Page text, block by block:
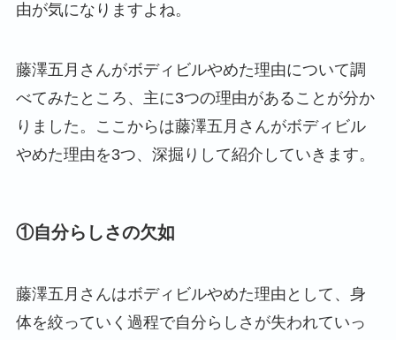
由が気になりますよね。
藤澤五月さんがボディビルやめた理由について調
べてみたところ、主に3つの理由があることが分か
りました。ここからは藤澤五月さんがボディビル
やめた理由を3つ、深掘りして紹介していきます。
①自分らしさの欠如
藤澤五月さんはボディビルやめた理由として、身
体を絞っていく過程で自分らしさが失われていっ